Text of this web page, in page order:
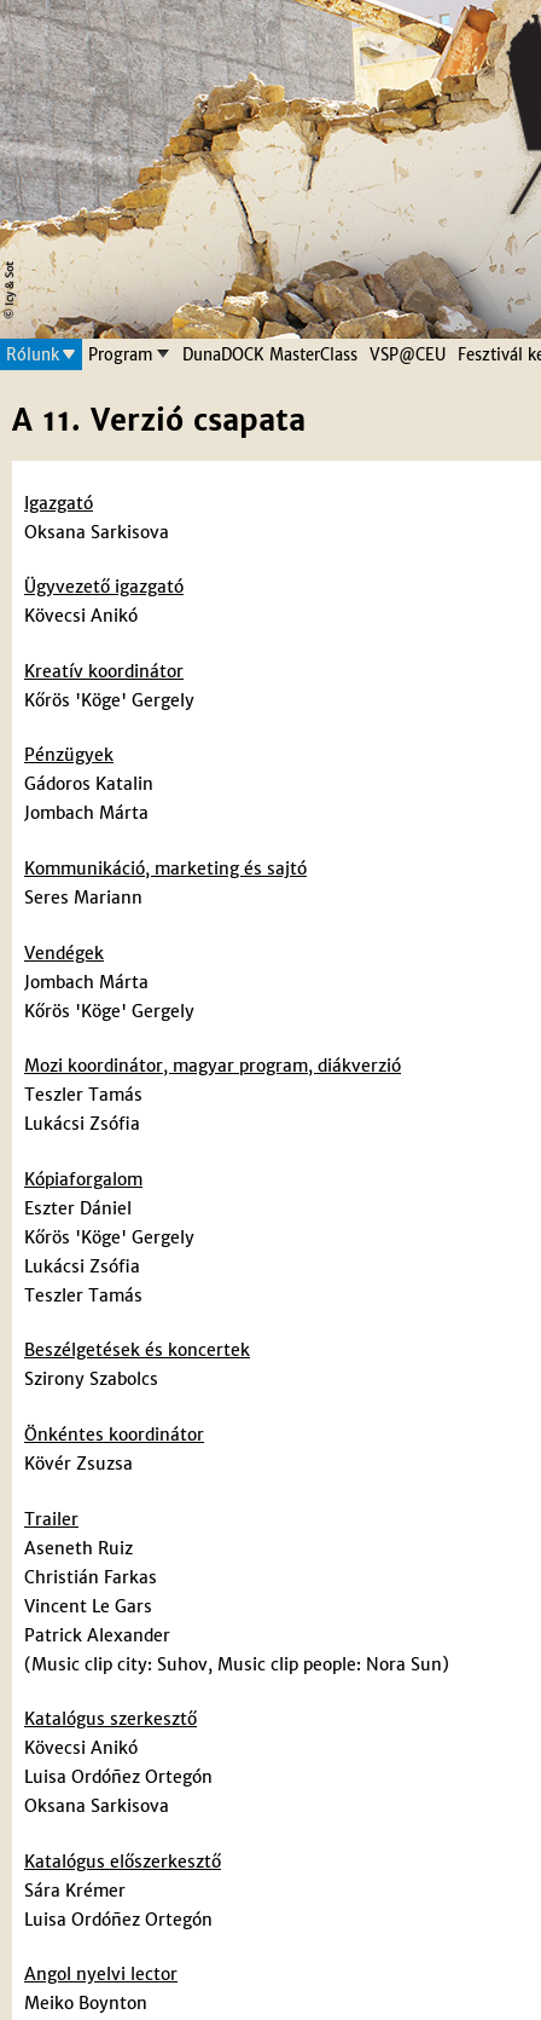
Jump to navigation
A 11. Verzió csapata
Igazgató
Oksana Sarkisova
Ügyvezető igazgató
Kövecsi Anikó
Kreatív koordinátor
Kőrös 'Köge' Gergely
Pénzügyek
Gádoros Katalin
Jombach Márta
Kommunikáció, marketing és sajtó
Seres Mariann
Vendégek
Jombach Márta
Kőrös 'Köge' Gergely
Mozi koordinátor, magyar program, diákverzió
Teszler Tamás
Lukácsi Zsófia
Kópiaforgalom
Eszter Dániel
Kőrös 'Köge' Gergely
Lukácsi Zsófia
Teszler Tamás
Beszélgetések és koncertek
Szirony Szabolcs
Önkéntes koordinátor
Kövér Zsuzsa
Trailer
Aseneth Ruiz
Christián Farkas
Vincent Le Gars
Patrick Alexander
(Music clip city: Suhov, Music clip people: Nora Sun)
Katalógus szerkesztő
Kövecsi Anikó
Luisa Ordóñez Ortegón
Oksana Sarkisova
Katalógus előszerkesztő
Sára Krémer
Luisa Ordóñez Ortegón
Angol nyelvi lector
Meiko Boynton
Rólunk Program DunaDOCK MasterClass VSP@CEU Fesztivál